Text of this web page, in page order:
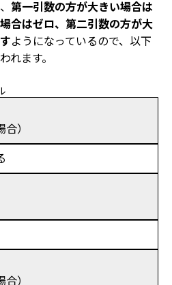
第一引数の方が大きい場合は
合はゼロ、第二引数の方が大
ようになっているので、以下
れます。
）
）